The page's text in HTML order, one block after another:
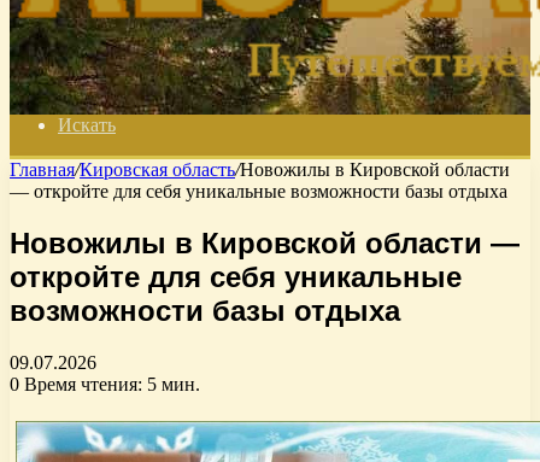
Искать
Главная/Кировская область/Новожилы в Кировской области
— откройте для себя уникальные возможности базы отдыха
Новожилы в Кировской области —
откройте для себя уникальные
возможности базы отдыха
09.07.2026
0 Время чтения: 5 мин.